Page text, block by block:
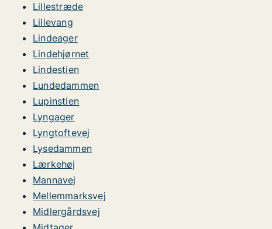
Lillestræde
Lillevang
Lindeager
Lindehjørnet
Lindestien
Lundedammen
Lupinstien
Lyngager
Lyngtoftevej
Lysedammen
Lærkehøj
Mannavej
Mellemmarksvej
Midlergårdsvej